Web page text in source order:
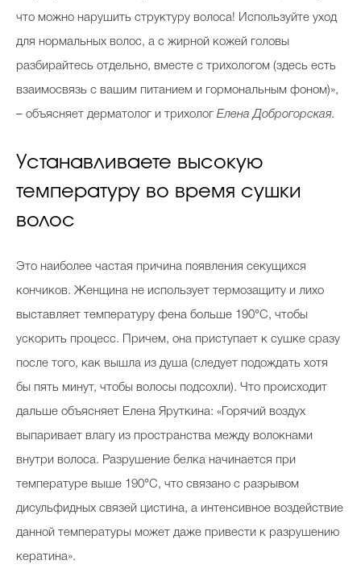
что можно нарушить структуру волоса! Используйте уход
для нормальных волос, а с жирной кожей головы
разбирайтесь отдельно, вместе с трихологом (здесь есть
взаимосвязь с вашим питанием и гормональным фоном)»,
– объясняет дерматолог и трихолог Елена Доброгорская.
Устанавливаете высокую
температуру во время сушки
волос
Это наиболее частая причина появления секущихся
кончиков. Женщина не использует термозащиту и лихо
выставляет температуру фена больше 190°C, чтобы
ускорить процесс. Причем, она приступает к сушке сразу
после того, как вышла из душа (следует подождать хотя
бы пять минут, чтобы волосы подсохли). Что происходит
дальше объясняет Елена Яруткина: «Горячий воздух
выпаривает влагу из пространства между волокнами
внутри волоса. Разрушение белка начинается при
температуре выше 190°C, что связано с разрывом
дисульфидных связей цистина, а интенсивное воздействие
данной температуры может даже привести к разрушению
кератина».